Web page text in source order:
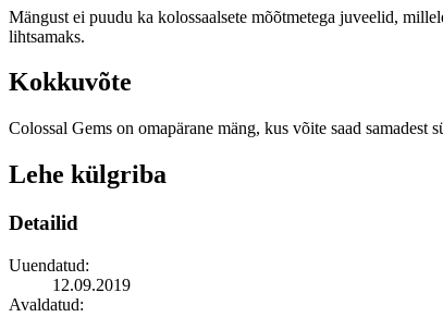
Mängust ei puudu ka kolossaalsete mõõtmetega juveelid,
lihtsamaks.
Kokkuvõte
Colossal Gems on omapärane mäng, kus võite saad
Lehe külgriba
Detailid
Uuendatud:
12.09.2019
Avaldatud: